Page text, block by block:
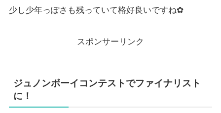
少し少年っぽさも残っていて格好良いですね✿
スポンサーリンク
ジュノンボーイコンテストでファイナリスト
に！